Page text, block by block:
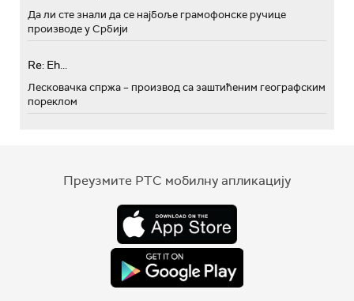
Да ли сте знали да се најбоље грамофонске ручице
производе у Србији
Re: Eh...
Лесковачка спржа – производ са заштићеним географским
пореклом
Преузмите РТС мобилну апликацију